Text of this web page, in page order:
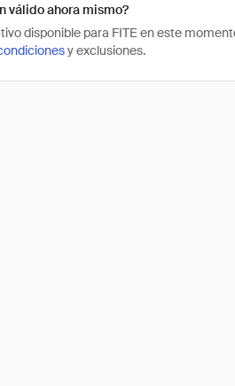
válido ahora mismo?
disponible para FITE en este
y exclusiones.